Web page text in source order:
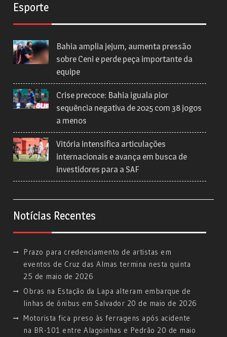
Esporte
Bahia amplia jejum, aumenta pressão
sobre Ceni e perde peça importante da
equipe
Crise precoce: Bahia iguala pior
sequência negativa de 2025 com 38 jogos
a menos
Vitória intensifica articulações
internacionais e avança em busca de
investidores para a SAF
Notícias Recentes
Prazo para credenciamento de artistas em
eventos de Cruz das Almas termina nesta quinta
25 de maio de 2026
Obras na Estação da Lapa alteram embarque de
linhas de ônibus em Salvador 20 de maio de 2026
Motorista fica preso às ferragens após acidente
na BR-101 entre Alagoinhas e Pedrão 20 de maio